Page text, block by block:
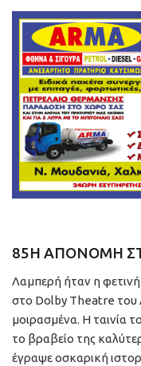
85Η ΑΠΟΝΟΜΗ
Λαμπερή ήταν η
στο Dolby Theatre του
μοιρασμένα. Η ταινία
το βραβείο της
έγραψε οσκαρική